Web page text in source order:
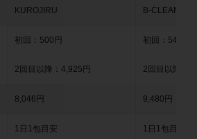
KUROJIRU B-CLEANSE+
初回：500円
2回目以降：4,925円
初回：540円
2回目以降：
8,046円 9,480円
1日1包目安 1日1包目安